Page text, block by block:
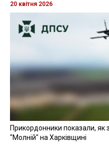
20 квітня 2026
Прикордонники показали, як
"Молній" на Харківщині